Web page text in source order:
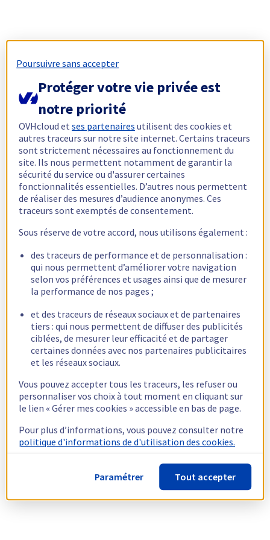
Poursuivre sans accepter
Protéger votre vie privée est
notre priorité
OVHcloud etses partenaires utilisent des cookies et
autres traceurs sur notre site internet. Certains traceurs
sont strictement nécessaires au fonctionnement du
site. Ils nous permettent notamment de garantir la
sécurité du service ou d'assurer certaines
fonctionnalités essentielles. D’autres nous permettent
de réaliser des mesures d’audience anonymes. Ces
traceurs sont exemptés de consentement.
Sous réserve de votre accord, nous utilisons également :
des traceurs de performance et de personnalisation :
qui nous permettent d’améliorer votre navigation
selon vos préférences et usages ainsi que de mesurer
la performance de nos pages ;
et des traceurs de réseaux sociaux et de partenaires
tiers : qui nous permettent de diffuser des publicités
ciblées, de mesurer leur efficacité et de partager
certaines données avec nos partenaires publicitaires
et les réseaux sociaux.
Vous pouvez accepter tous les traceurs, les refuser ou
personnaliser vos choix à tout moment en cliquant sur
le lien « Gérer mes cookies » accessible en bas de page.
Pour plus d’informations, vous pouvez consulter notre
politique d'informations de d'utilisation des cookies.
Paramétrer Tout accepter